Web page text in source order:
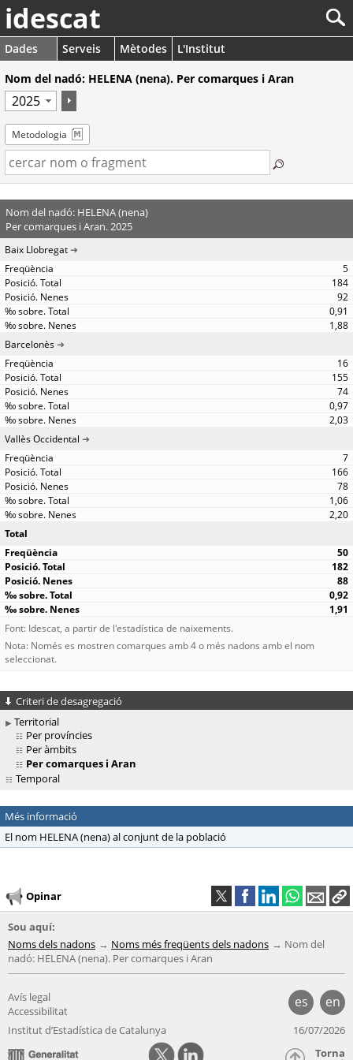
idescat
Dades Serveis Mètodes
L'Institut
Nom del nadó: HELENA (nena). Per comarques i Aran
Metodologia
Nom del nadó: HELENA (nena)
Per comarques i Aran. 2025
Baix Llobregat
5
184
92
0,91
1,88
Barcelonès
16
155
74
0,97
2,03
Vallès Occidental
7
166
78
1,06
2,20
Total
50
182
88
0,92
1,91
Font: Idescat, a partir de l'estadística de naixements.
Nota: Només es mostren comarques amb 4 o més nadons amb el nom
seleccionat.
Criteri de desagregació
Territorial
Per províncies
Per àmbits
Per comarques i Aran
Temporal
Més informació
El nom HELENA (nena) al conjunt de la població
Opinar
Sou aquí:
Noms dels nadons
Noms més freqüents dels nadons
Nom del
nadó: HELENA (nena). Per comarques i Aran
es en
Avís legal
Accessibilitat
Institut d’Estadística de Catalunya
16/07/2026
Torna